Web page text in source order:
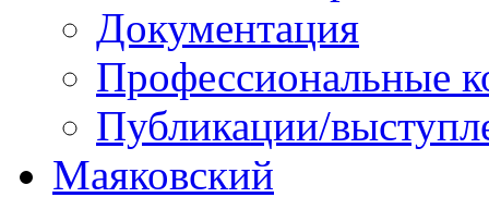
Документация
Профессиональные
Публикации/
Маяковский